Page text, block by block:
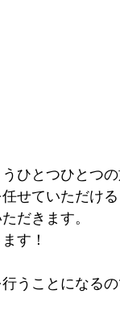
ひとつひとつ
せていただけ
だきます。
す！
うことになる